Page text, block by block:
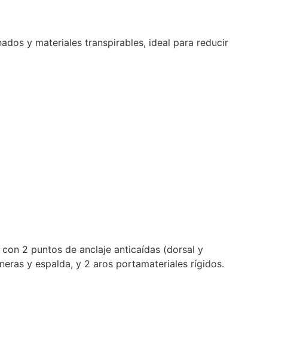
y materiales transpirables, ideal para reducir
2 puntos de anclaje anticaídas (dorsal y
y espalda, y 2 aros portamateriales rígidos.